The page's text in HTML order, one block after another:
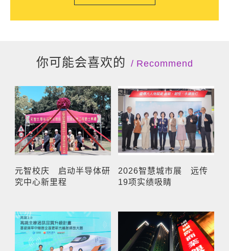
你可能会喜欢的 Recommend
元智校庆 启动半导体研
究中心新里程
2026智慧城市展 远传
19项实绩吸睛